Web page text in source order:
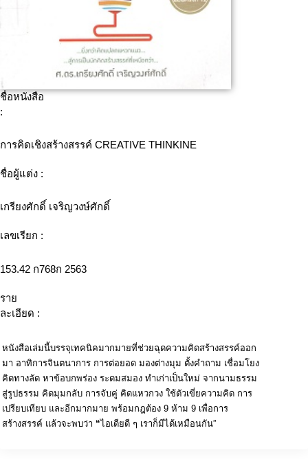
ชื่อหนังสือ
:
การคิดเชิงสร้างสรรค์ CREATIVE THINKINE
ชื่อผู้แต่ง :
เกรียงศักดิ์ เจริญวงษ์ศักดิ์
เลขเรียก :
153.42 ก768ก 2563
ราย
ละเอียด :
หนังสือเล่มนี้บรรจุเทคนิคมากมายที่ช่วยฉุดความคิดสร้างสรรค์ออก
มา อาทิการจินตนาการ การต่อยอด มองต่างมุม ตั้งคำถาม เชื่อมโยง
คิดทางลัด หาข้อบกพร่อง ระดมสมอง ทำเก่าเป็นใหม่ จากนามธรรม
สู่รูปธรรม คิดมุมกลับ การจับคู่ คิดแหวกวง ใช้ตัวเขี่ยความคิด การ
เปรียบเทียบ และอีกมากมาย พร้อมกฎต้อง 9 ห้าม 9 เพื่อการ
สร้างสรรค์ แล้วจะพบว่า “ไอเดียดี ๆ เราก็มีได้เหมือนกัน”